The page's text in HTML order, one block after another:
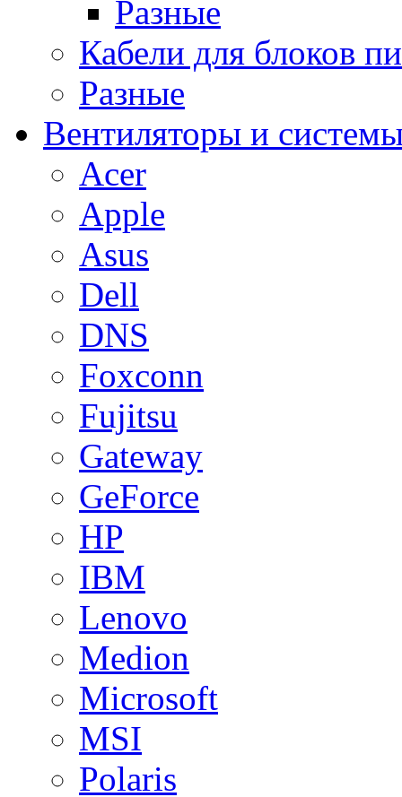
Разные
Кабели для блоков
Разные
Вентиляторы и
Acer
Apple
Asus
Dell
DNS
Foxconn
Fujitsu
Gateway
GeForce
HP
IBM
Lenovo
Medion
Microsoft
MSI
Polaris